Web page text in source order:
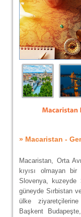
» Macaristan -
Macaristan, Orta
kıyısı olmayan
Slovenya, kuzeyde
güneyde Sırbistan
ülke
Başkent